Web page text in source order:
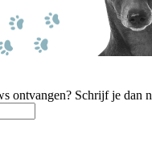
ontvangen? Schrijf je dan